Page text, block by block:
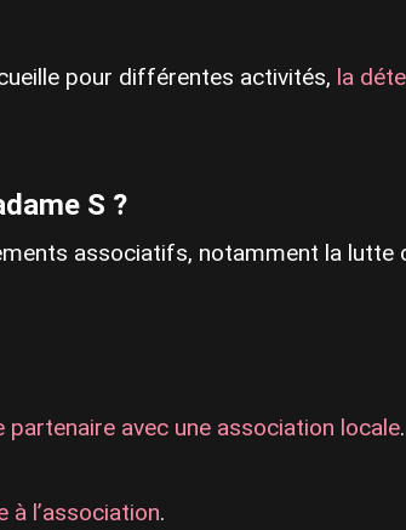
pour différentes activités, la
S ?
associatifs, notamment la lutte
partenaire avec une association locale.
l’association.